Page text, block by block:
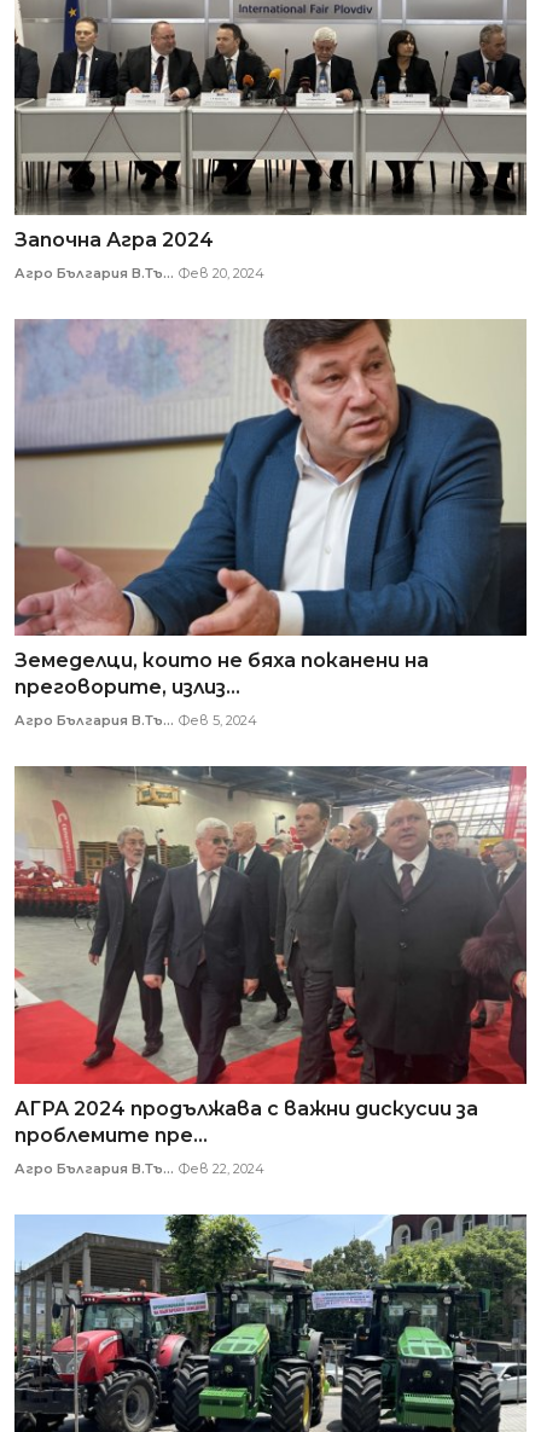
Започна Агра 2024
Агро България В.Тъ... Фев 20, 2024
Земеделци, които не бяха поканени на
преговорите, излиз...
Агро България В.Тъ... Фев 5, 2024
АГРА 2024 продължава с важни дискусии за
проблемите пре...
Агро България В.Тъ... Фев 22, 2024